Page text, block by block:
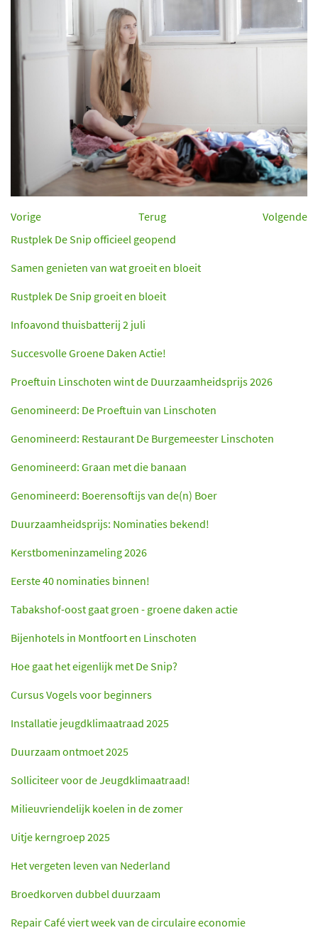
Vorige Terug
Volgende
Rustplek De Snip officieel geopend
Samen genieten van wat groeit en bloeit
Rustplek De Snip groeit en bloeit
Infoavond thuisbatterij 2 juli
Succesvolle Groene Daken Actie!
Proeftuin Linschoten wint de Duurzaamheidsprijs 2026
Genomineerd: De Proeftuin van Linschoten
Genomineerd: Restaurant De Burgemeester Linschoten
Genomineerd: Graan met die banaan
Genomineerd: Boerensoftijs van de(n) Boer
Duurzaamheidsprijs: Nominaties bekend!
Kerstbomeninzameling 2026
Eerste 40 nominaties binnen!
Tabakshof-oost gaat groen - groene daken actie
Bijenhotels in Montfoort en Linschoten
Hoe gaat het eigenlijk met De Snip?
Cursus Vogels voor beginners
Installatie jeugdklimaatraad 2025
Duurzaam ontmoet 2025
Solliciteer voor de Jeugdklimaatraad!
Milieuvriendelijk koelen in de zomer
Uitje kerngroep 2025
Het vergeten leven van Nederland
Broedkorven dubbel duurzaam
Repair Café viert week van de circulaire economie